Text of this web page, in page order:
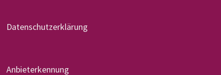
Datenschutzerklärung
Anbieterkennung